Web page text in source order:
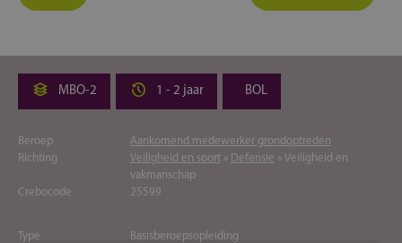
MBO-2 1 - 2 jaar BOL
Beroep
Aankomend medewerker grondoptreden
Richting
Veiligheid en sport » Defensie » Veiligheid en
vakmanschap
Crebocode
25599
Type
Basisberoepsopleiding